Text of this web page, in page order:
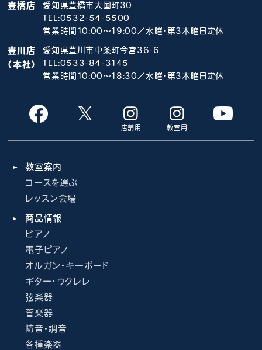
豊橋店
愛知県豊橋市大国町30
TEL:0532-54-5500
営業時間10:00～19:00／水曜･第3木曜日定休
豊川店
（本社）
愛知県豊川市中条町今宮36-6
TEL:0533-84-3145
営業時間10:00～18:30／水曜･第3木曜日定休
店舗用 教室用
教室案内
コースを選ぶ
レッスン会場
商品情報
ピアノ
電子ピアノ
オルガン・キーボード
ギター・ウクレレ
弦楽器
管楽器
防音・調音
各種楽器